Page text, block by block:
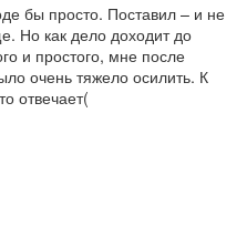
бы просто. Поставил – и не
Но как дело доходит до
и простого, мне после
очень тяжело осилить. К
отвечает(